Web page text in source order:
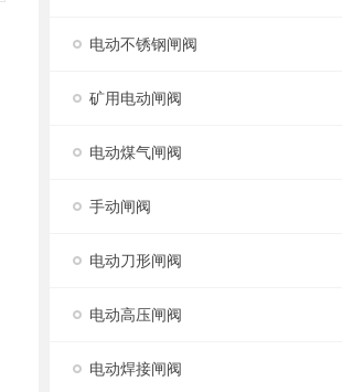
电动不锈钢闸阀
矿用电动闸阀
电动煤气闸阀
手动闸阀
电动刀形闸阀
电动高压闸阀
电动焊接闸阀